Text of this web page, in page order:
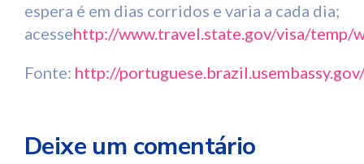
espera é em dias corridos e varia a cada dia;
acessehttp://www.travel.state.gov/visa/temp/
Fonte: http://
Deixe um comentário